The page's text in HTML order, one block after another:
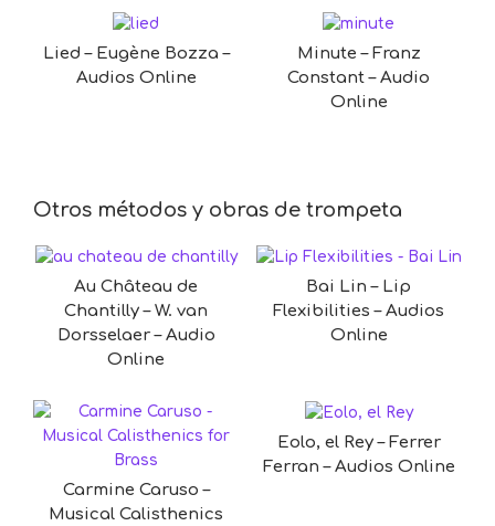
Lied – Eugène Bozza –
Audios Online
Minute – Franz
Constant – Audio
Online
Otros métodos y obras de trompeta
Au Château de
Chantilly – W. van
Dorsselaer – Audio
Online
Bai Lin – Lip
Flexibilities – Audios
Online
Carmine Caruso –
Musical Calisthenics
Eolo, el Rey – Ferrer
Ferran – Audios Online